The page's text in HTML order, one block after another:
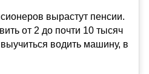
вырастут пенсии.
от 2 до почти 10 тысяч
водить машину, в